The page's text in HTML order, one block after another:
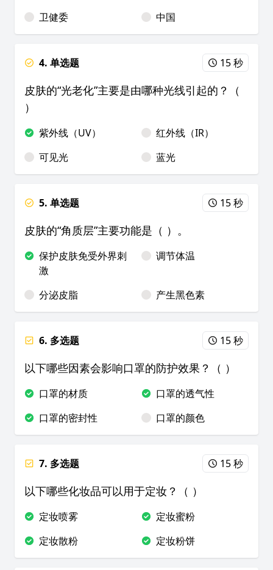
卫健委
中国
4. 单选题 15 秒
皮肤的“光老化”主要是由哪种光线引起的？（
）
紫外线（UV）
红外线（IR）
可见光
蓝光
5. 单选题 15 秒
皮肤的“角质层”主要功能是（ ）。
保护皮肤免受外界刺
激
调节体温
分泌皮脂 产生黑色素
6. 多选题 15 秒
以下哪些因素会影响口罩的防护效果？（ ）
口罩的材质
口罩的透气性
口罩的密封性
口罩的颜色
7. 多选题 15 秒
以下哪些化妆品可以用于定妆？（ ）
定妆喷雾
定妆蜜粉
定妆散粉
定妆粉饼